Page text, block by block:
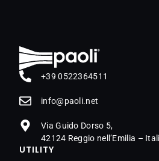
+39 0522364511
ten.iloap
@ofni
Via Guido Dorso 5,
42124 Reggio nell’Emilia –
UTILITY